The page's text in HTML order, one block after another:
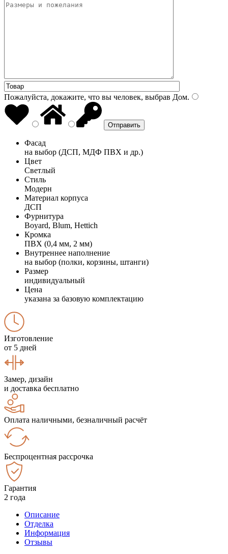
Пожалуйста, докажите, что вы человек, выбрав Дом.
Фасад
на выбор (ДСП, МДФ ПВХ и др.)
Цвет
Светлый
Стиль
Модерн
Материал корпуса
ДСП
Фурнитура
Boyard, Blum, Hettich
Кромка
ПВХ (0,4 мм, 2 мм)
Внутреннее наполнение
на выбор (полки, корзины, штанги)
Размер
индивидуальный
Цена
указана за базовую комплектацию
Изготовление
от 5 дней
Замер, дизайн
и доставка бесплатно
Оплата наличными, безналичный расчёт
Беспроцентная рассрочка
Гарантия
2 года
Описание
Отделка
Информация
Отзывы